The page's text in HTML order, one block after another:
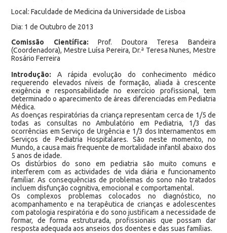
Local: Faculdade de Medicina da Universidade de Lisboa
Dia: 1 de Outubro de 2013
Comissão Científica: Prof. Doutora Teresa Bandeira
(Coordenadora), Mestre Luísa Pereira, Dr.ª Teresa Nunes, Mestre
Rosário Ferreira
Introdução: A rápida evolução do conhecimento médico
requerendo elevados níveis de formação, aliada à crescente
exigência e responsabilidade no exercício profissional, tem
determinado o aparecimento de áreas diferenciadas em Pediatria
Médica.
As doenças respiratórias da criança representam cerca de 1/5 de
todas as consultas no Ambulatório em Pediatria, 1/3 das
ocorrências em Serviço de Urgência e 1/3 dos Internamentos em
Serviços de Pediatria Hospitalares. São neste momento, no
Mundo, a causa mais frequente de mortalidade infantil abaixo dos
5 anos de idade.
Os distúrbios do sono em pediatria são muito comuns e
interferem com as actividades de vida diária e funcionamento
familiar. As consequências de problemas do sono não tratados
incluem disfunção cognitiva, emocional e comportamental.
Os complexos problemas colocados no diagnóstico, no
acompanhamento e na terapêutica de crianças e adolescentes
com patologia respiratória e do sono justificam a necessidade de
formar, de forma estruturada, profissionais que possam dar
resposta adequada aos anseios dos doentes e das suas famílias.